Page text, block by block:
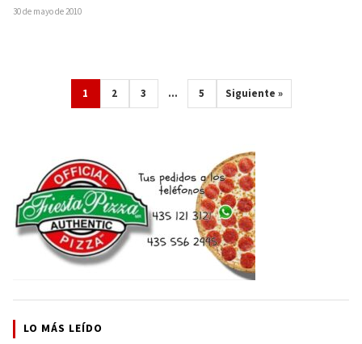
30 de mayo de 2010
1 2 3 … 5 Siguiente »
LO MÁS LEÍDO